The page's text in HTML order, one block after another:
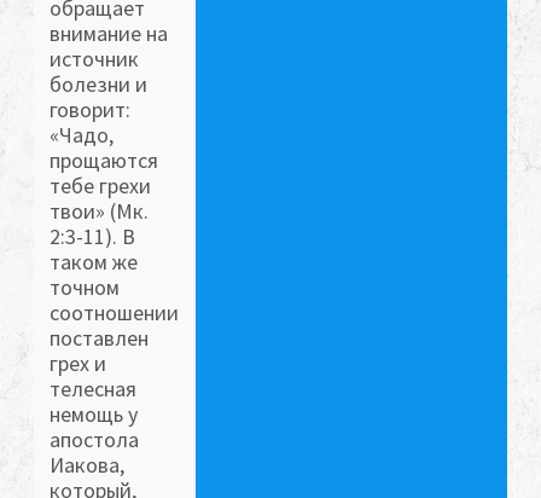
обращает
внимание на
источник
болезни и
говорит:
«Чадо,
прощаются
тебе грехи
твои» (Мк.
2:3-11). В
таком же
точном
соотношении
поставлен
грех и
телесная
немощь у
апостола
Иакова,
который,